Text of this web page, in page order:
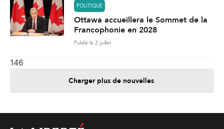
POLITIQUE
Ottawa accueillera le Sommet de la
Francophonie en 2028
Publié le 2 juillet
146
Charger plus de nouvelles